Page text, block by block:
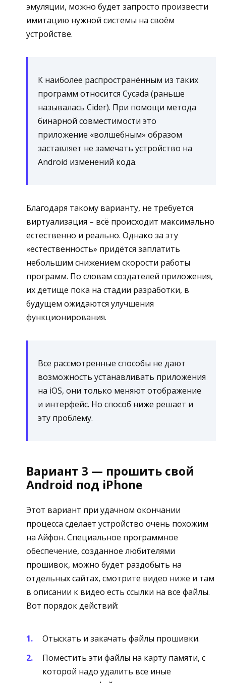
эмуляции, можно будет запросто произвести
имитацию нужной системы на своём
устройстве.
К наиболее распространённым из таких
программ относится Cycada (раньше
называлась Cider). При помощи метода
бинарной совместимости это
приложение «волшебным» образом
заставляет не замечать устройство на
Android изменений кода.
Благодаря такому варианту, не требуется
виртуализация – всё происходит максимально
естественно и реально. Однако за эту
«естественность» придётся заплатить
небольшим снижением скорости работы
программ. По словам создателей приложения,
их детище пока на стадии разработки, в
будущем ожидаются улучшения
функционирования.
Все рассмотренные способы не дают
возможность устанавливать приложения
на iOS, они только меняют отображение
и интерфейс. Но способ ниже решает и
эту проблему.
Вариант 3 — прошить свой
Android под iPhone
Этот вариант при удачном окончании
процесса сделает устройство очень похожим
на Айфон. Специальное программное
обеспечение, созданное любителями
прошивок, можно будет раздобыть на
отдельных сайтах, смотрите видео ниже и там
в описании к видео есть ссылки на все файлы.
Вот порядок действий:
Отыскать и закачать файлы прошивки.
Поместить эти файлы на карту памяти, с
которой надо удалить все иные